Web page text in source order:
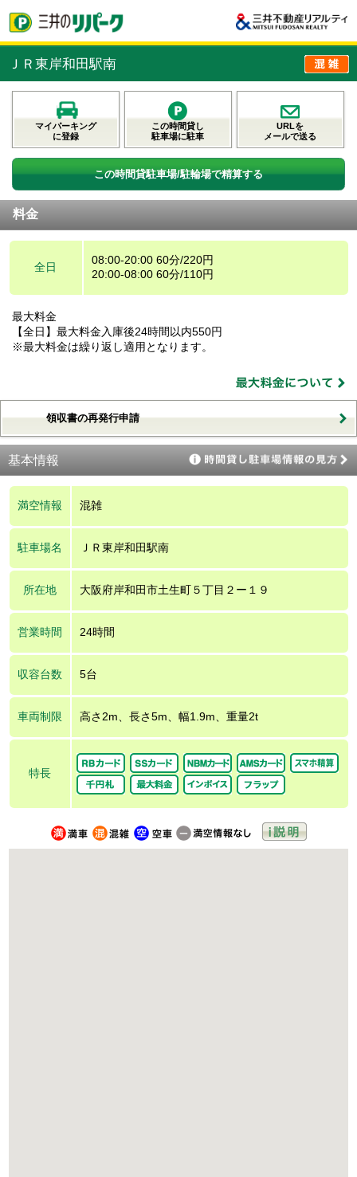
ＪＲ東岸和田駅南
マイパーキング
に登録
この時間貸し
駐車場に駐車
URLを
メールで送る
この時間貸駐車場/駐輪場で精算する
料金
全日
08:00-20:00 60分/220円
20:00-08:00 60分/110円
最大料金
【全日】最大料金入庫後24時間以内550円
※最大料金は繰り返し適用となります。
領収書の再発行申請
基本情報
満空情報 混雑
駐車場名 ＪＲ東岸和田駅南
所在地 大阪府岸和田市土生町５丁目２ー１９
営業時間 24時間
収容台数 5台
車両制限 高さ2m、長さ5m、幅1.9m、重量2t
特長